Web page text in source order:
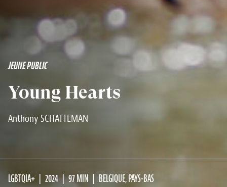
JEUNE PUBLIC
Young Hearts
Anthony SCHATTEMAN
LGBTQIA+ 2024 97 MIN BELGIQUE, PAYS-BAS